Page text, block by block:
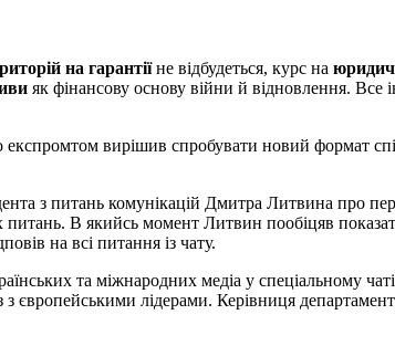
на гарантіїне відбудеться, курс на
як фінансову основу війни й відновлення. Все
експромтом вирішив спробувати новий формат
з питань комунікацій Дмитра Литвина про
В якийсь момент Литвин пообіцяв
на всі питання із чату.
та міжнародних медіа у спеціальному
лідерами. Керівниця